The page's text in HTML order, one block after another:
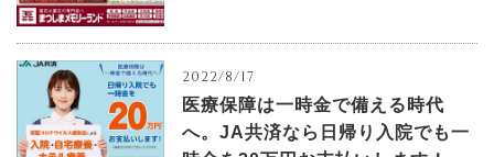
2022/8/17
医療保障は一時金で備える時代
へ。JA共済なら日帰り入院でも一